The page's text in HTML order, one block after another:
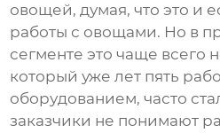
овощей, думая, что это и
работы с овощами. Но в
сегменте это чаще всего
который уже лет пять
оборудованием, часто
заказчики не понимают